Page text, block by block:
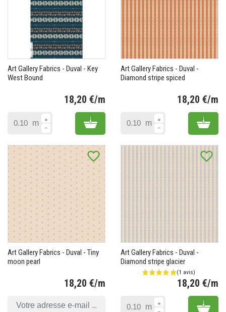
Art Gallery Fabrics - Duval - Key
West Bound
18,20 €/m
m Add to cart
Art Gallery Fabrics - Duval -
Diamond stripe spiced
18,20 €/m
m Add
favorite_border
Art Gallery Fabrics - Duval - Tiny
moon pearl
18,20 €/m
favorite_border
Art Gallery Fabrics - Duval -
Diamond stripe glacier
18,20 €/m
m Add